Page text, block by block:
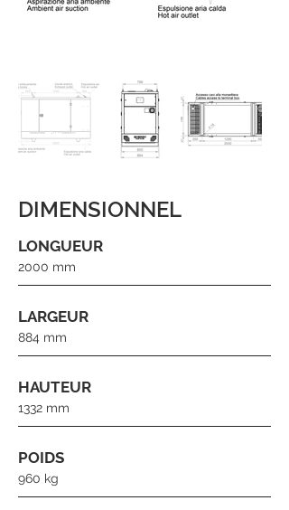
DIMENSIONNEL
LONGUEUR
2000 mm
LARGEUR
884 mm
HAUTEUR
1332 mm
POIDS
960 kg